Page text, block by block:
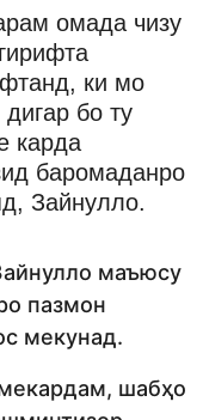
омада чизу
ки мо
бо ту
карда
баромаданро
Зайнулло.
маъюсу
пазмон
мекунад.
шабҳо